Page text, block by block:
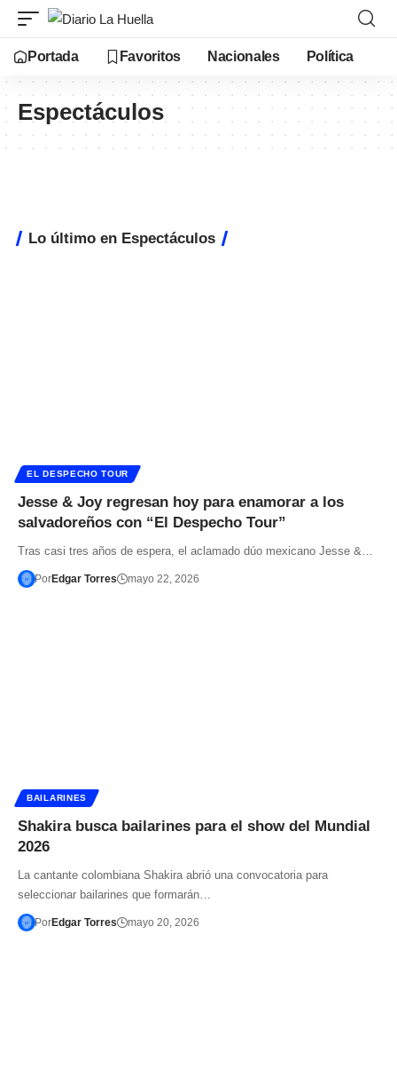
Portada Favoritos Nacionales Política
Espectáculos
Lo último en Espectáculos
EL DESPECHO TOUR
Jesse & Joy regresan hoy para enamorar a los
salvadoreños con “El Despecho Tour”
Tras casi tres años de espera, el aclamado dúo mexicano Jesse &…
PorEdgar Torres mayo 22, 2026
BAILARINES
Shakira busca bailarines para el show del Mundial
2026
La cantante colombiana Shakira abrió una convocatoria para
seleccionar bailarines que formarán…
PorEdgar Torres mayo 20, 2026